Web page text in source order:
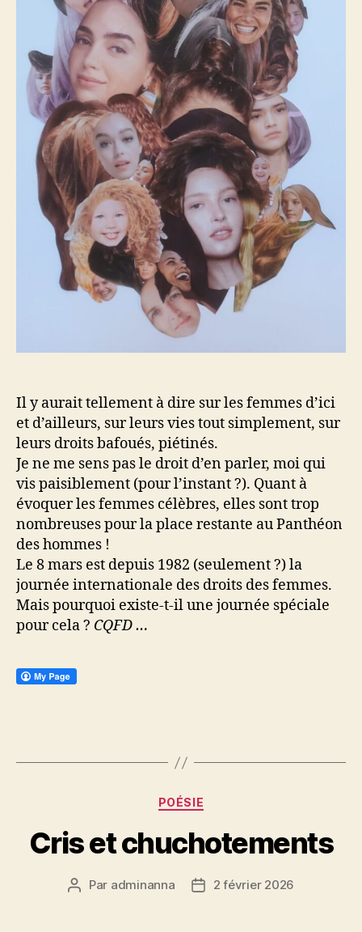
Il y aurait tellement à dire sur les femmes d’ici
et d’ailleurs, sur leurs vies tout simplement, sur
leurs droits bafoués, piétinés.
Je ne me sens pas le droit d’en parler, moi qui
vis paisiblement (pour l’instant ?). Quant à
évoquer les femmes célèbres, elles sont trop
nombreuses pour la place restante au Panthéon
des hommes !
Le 8 mars est depuis 1982 (seulement ?) la
journée internationale des droits des femmes.
Mais pourquoi existe-t-il une journée spéciale
pour cela ? CQFD …
Catégories
POÉSIE
Cris et chuchotements
Auteur
Par adminanna
Date2 février 2026